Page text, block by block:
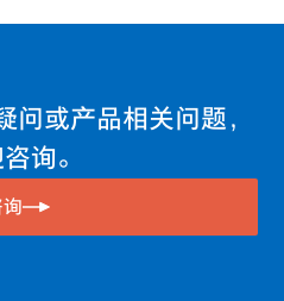
问或产品相关问题，
询。
询